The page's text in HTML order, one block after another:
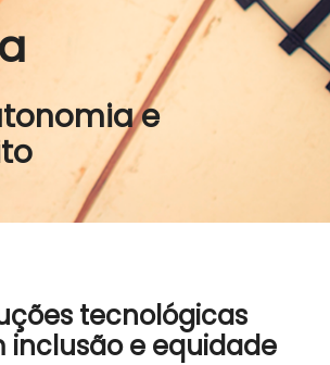
e
tecnológicas
inclusão e equidade